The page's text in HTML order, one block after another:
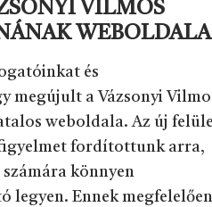
VILMOS
WEBOLDALA
és
megújult a Vázsonyi
weboldala. Az új
fordítottunk arra,
könnyen
legyen. Ennek megfelelően